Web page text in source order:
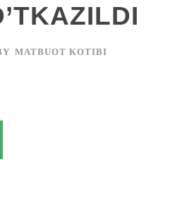
MATBUOT KOTIBI